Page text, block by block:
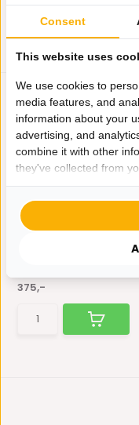
Loveseat Siena -
velvet - Quartz 9...
De Loveseat Siena is
375,-
Consent
This website uses
We use cookies to
media features, and
information about your
advertising, and
combine it with other
they've collected from